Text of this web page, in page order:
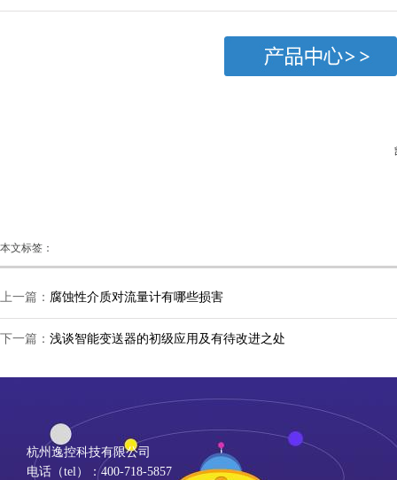
本文标签：
上一篇： 腐蚀性介质对流量计有哪些损害
下一篇： 浅谈智能变送器的初级应用及有待改进之处
杭州逸控科技有限公司
电话（tel）：400-718-5857